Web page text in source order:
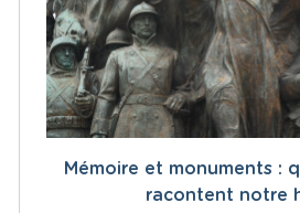
Mémoire et monuments :
racontent notre